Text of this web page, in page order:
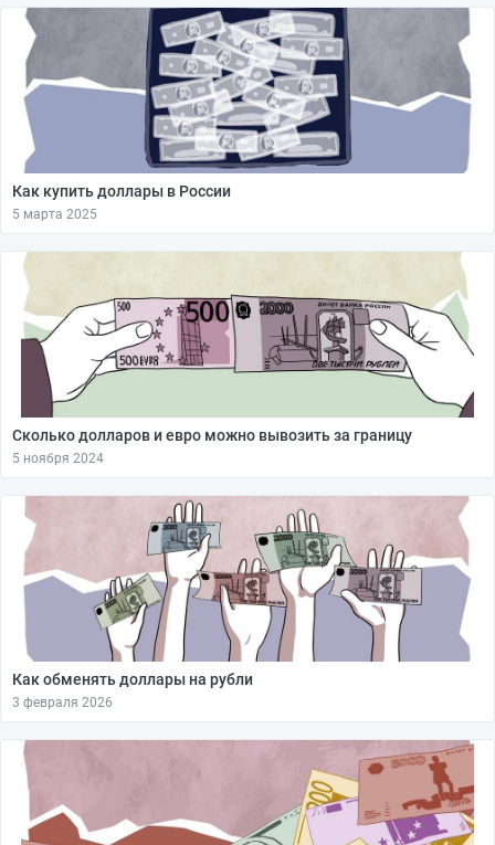
Как купить доллары в России
5 марта 2025
Сколько долларов и евро можно вывозить за границу
5 ноября 2024
Как обменять доллары на рубли
3 февраля 2026